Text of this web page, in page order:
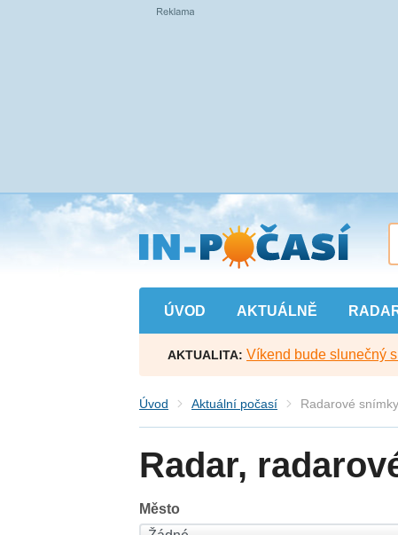
Přejít
na
hlavní
obsah
ÚVOD AKTUÁLNĚ
AKTUALITA: Víkend bude slunečný
Úvod Aktuální počasí Radarové
Radar,
Město